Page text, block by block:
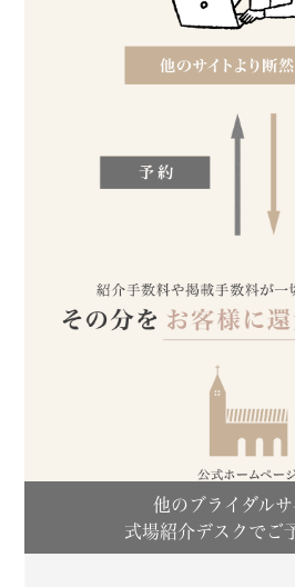
他のブライダル
式場紹介デスクでご